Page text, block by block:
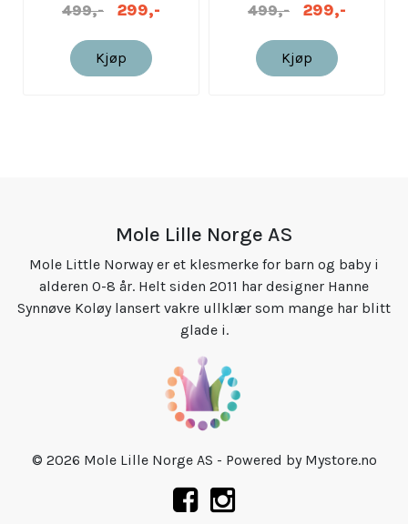
499,- 299,-
Kjøp
499,- 299,-
Kjøp
Mole Lille Norge AS
Mole Little Norway er et klesmerke for barn og baby i
alderen 0-8 år. Helt siden 2011 har designer Hanne
Synnøve Koløy lansert vakre ullklær som mange har blitt
glade i.
© 2026 Mole Lille Norge AS - Powered by Mystore.no